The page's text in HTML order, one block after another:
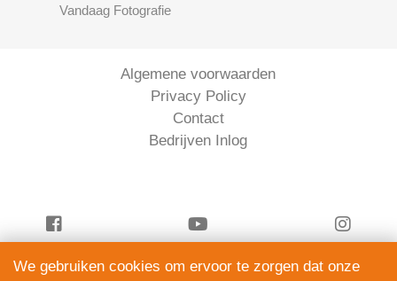
Vandaag Fotografie
Algemene voorwaarden
Privacy Policy
Contact
Bedrijven Inlog
We gebruiken cookies om ervoor te zorgen dat onze